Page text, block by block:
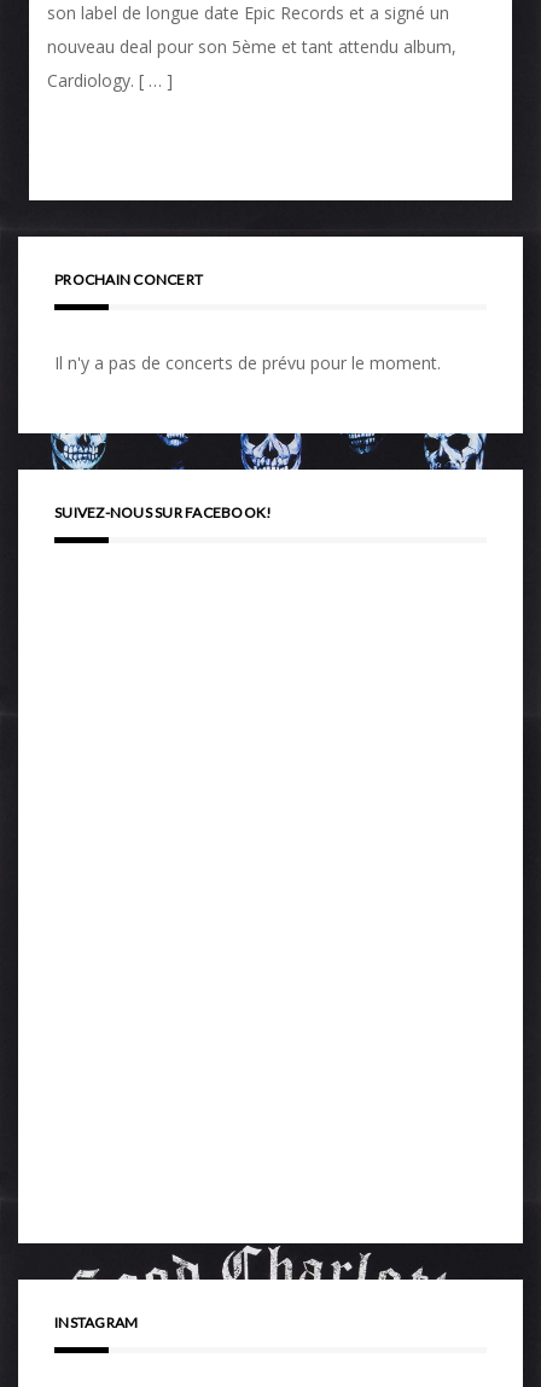
son label de longue date Epic Records et a signé un
nouveau deal pour son 5ème et tant attendu album,
Cardiology. [ … ]
PROCHAIN CONCERT
Il n'y a pas de concerts de prévu pour le moment.
SUIVEZ-NOUS SUR FACEBOOK!
INSTAGRAM